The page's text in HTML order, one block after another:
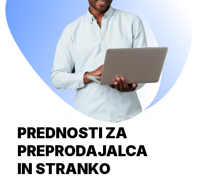
PREDNOSTI ZA
PREPRODAJALCA
IN STRANKO